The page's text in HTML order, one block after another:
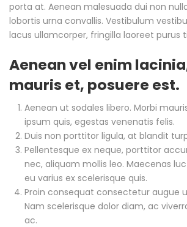
porta at. Aenean malesuada dui non
lobortis urna convallis. Vestibulum
lacus ullamcorper, fringilla laoreet purus
Aenean vel enim
mauris et, posuere est.
Aenean ut sodales libero. Morbi
ipsum quis, egestas venenatis felis.
Duis non porttitor ligula, at blandit
Pellentesque ex neque, porttitor
nec, aliquam mollis leo. Maecenas
eu varius ex scelerisque quis.
Proin consequat consectetur augue
Nam scelerisque dolor diam, ac
ac.